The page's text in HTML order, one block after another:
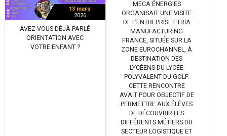
13 mars
2026
AVEZ-VOUS DÉJÀ PARLÉ
ORIENTATION AVEC
VOTRE ENFANT ?
MECA ÉNERGIES
ORGANISAIT UNE VISITE
DE L’ENTREPRISE ETRIA
MANUFACTURING
FRANCE, SITUÉE SUR LA
ZONE EUROCHANNEL, À
DESTINATION DES
LYCÉENS DU LYCÉE
POLYVALENT DU GOLF.
CETTE RENCONTRE
AVAIT POUR OBJECTIF DE
PERMETTRE AUX ÉLÈVES
DE DÉCOUVRIR LES
DIFFÉRENTS MÉTIERS DU
SECTEUR LOGISTIQUE ET